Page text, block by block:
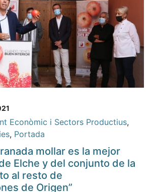
Econòmic i Sectors Productius,
, Portada
mollar es la mejor
Elche y del conjunto de la
al resto de
de Origen”